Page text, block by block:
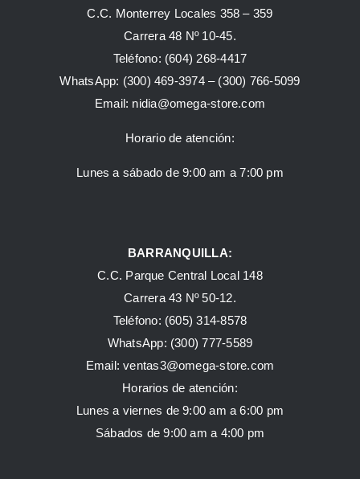
C.C. Monterrey Locales 358 – 359
Carrera 48 Nº 10-45.
Teléfono: (604) 268-4417
WhatsApp: (300) 469-3974 – (300) 766-5099
Email: nidia@omega-store.com
Horario de atención:
Lunes a sábado de 9:00 am a 7:00 pm
BARRANQUILLA:
C.C. Parque Central Local 148
Carrera 43 Nº 50-12.
Teléfono: (605) 314-8578
WhatsApp: (300) 777-5589
Email: ventas3@omega-store.com
Horarios de atención:
Lunes a viernes de 9:00 am a 6:00 pm
Sábados de 9:00 am a 4:00 pm